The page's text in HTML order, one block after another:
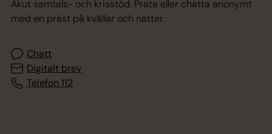
Akut samtals- och krisstöd. Prata eller chatta anonymt
med en präst på kvällar och nätter.
Chatt
Digitalt brev
Telefon 112